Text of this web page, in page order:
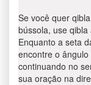
Se você quer
bússola, use
Enquanto a seta
encontre o
continuando no
sua oração na